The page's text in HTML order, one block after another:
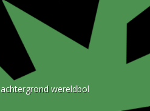
wereldbol